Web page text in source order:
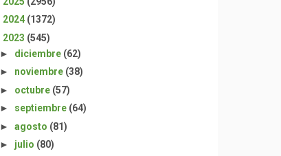
2024 (1372)
2023 (545)
► diciembre (62)
► noviembre (38)
► octubre (57)
► septiembre (64)
► agosto (81)
► julio (80)